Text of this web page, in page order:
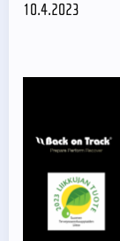
10.4.2023